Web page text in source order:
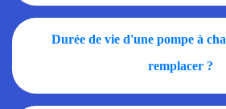
Durée de vie d'une pompe à
remplacer ?